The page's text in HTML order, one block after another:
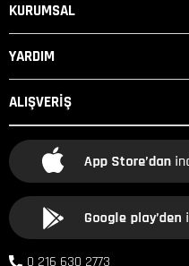
KURUMSAL
YARDIM
ALIŞVERİŞ